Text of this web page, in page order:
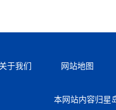
关于我们 网站地图
本网站内容归星